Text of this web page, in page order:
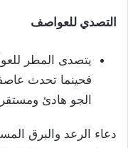
التصدي للعواصف
يتصدى المطر
فحينما تحدث
الجو هادئ
دعاء الرعد والبرق